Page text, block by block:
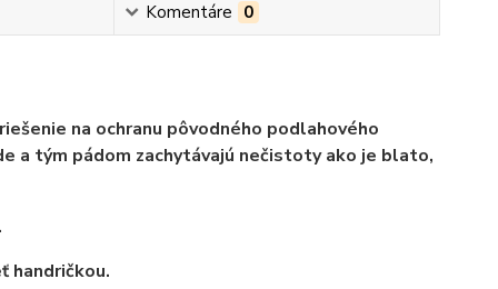
Komentáre 0
na ochranu pôvodného podlahového
a tým pádom zachytávajú nečistoty ako je blato,
handričkou.